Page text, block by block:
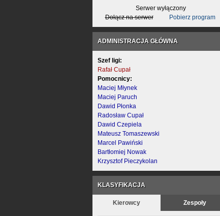
Serwer wyłączony
Dołącz na serwer
Pobierz program
ADMINISTRACJA GŁÓWNA
Szef ligi:
Rafał Cupał
Pomocnicy:
Maciej Młynek
Maciej Paruch
Dawid Płonka
Radosław Cupał
Dawid Czepiela
Mateusz Tomaszewski
Marcel Pawiński
Bartłomiej Nowak
Krzysztof Pieczykolan
KLASYFIKACJA
Kierowcy Zespoły